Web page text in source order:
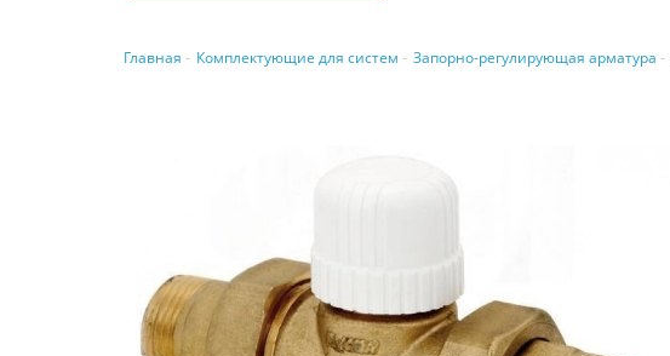
Главная Комплектующие для систем Запорно-регулирующая арматура